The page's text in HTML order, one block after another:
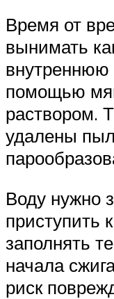
Время от
вынимать
внутреннюю
помощью
раствором.
удалены
Воду нужно
приступить
заполнять
начала
риск